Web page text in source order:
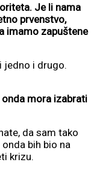
Je li nama
prvenstvo,
imamo zapuštene
jedno i drugo.
mora izabrati
da sam tako
bih bio na
krizu.